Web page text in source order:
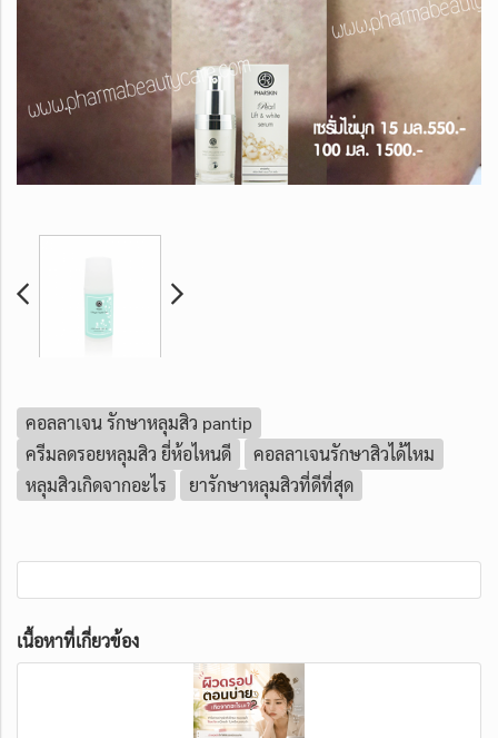
คอลลาเจน รักษาหลุมสิว pantip
ครีมลดรอยหลุมสิว ยี่ห้อไหนดี
คอลลาเจนรักษาสิวได้ไหม
หลุมสิวเกิดจากอะไร
ยารักษาหลุมสิวที่ดีที่สุด
เนื้อหาที่เกี่ยวข้อง